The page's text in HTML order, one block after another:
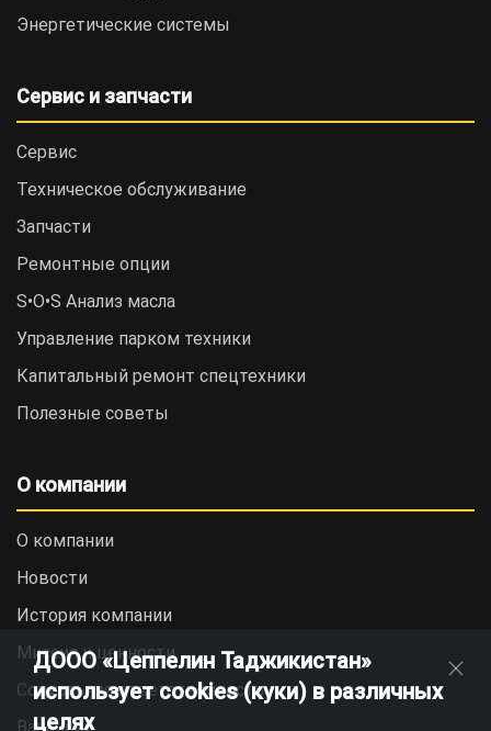
Энергетические системы
Сервис и запчасти
Сервис
Техническое обслуживание
Запчасти
Ремонтные опции
S•O•S Анализ масла
Управление парком техники
Капитальный ремонт спецтехники
Полезные советы
О компании
О компании
Новости
История компании
Миссия и ценности
Социальная ответственность
ДООО «Цеппелин Таджикистан»
использует cookies (куки) в различных
целях